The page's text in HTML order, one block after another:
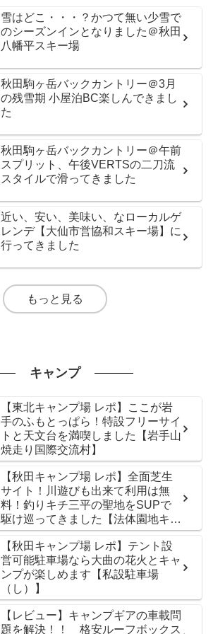
雪はどこ・・・？かつて無い少雪で
のシーズンインとなりました＠秋田
八幡平スキー場
秋田駒ヶ岳バックカントリー＠3月
の残雪期 小屋泊BC楽しんできまし
た
秋田駒ヶ岳バックカントリー＠午前
スプリット、午後VERTSの二刀流
スタイルで滑ってきました
近い、安い、美味い、なローカルゲ
レンデ【大仙市営協和スキー場】に
行ってきました
もっと見る
キャンプ
【東北キャンプ場 レポ】ここが岩
手のふもとっぱら！特設フリーサイ
トと天文台を満喫しました【岩手山
焼走り国際交流村】
【秋田キャンプ場 レポ】全面芝生
サイト！川遊びも出来て利用は無
料！釣りキチ三平の聖地をSUPで
駆け巡ってきました【法体園地キャ
ンプ場】
【秋田キャンプ場 レポ】テント設
営可能駐車場なら大曲の花火とキャ
ンプが楽しめます【私設駐車場
（し）】
【レビュー】キャンプギアの車載問
題を解決！！ 格安ルーフボックス